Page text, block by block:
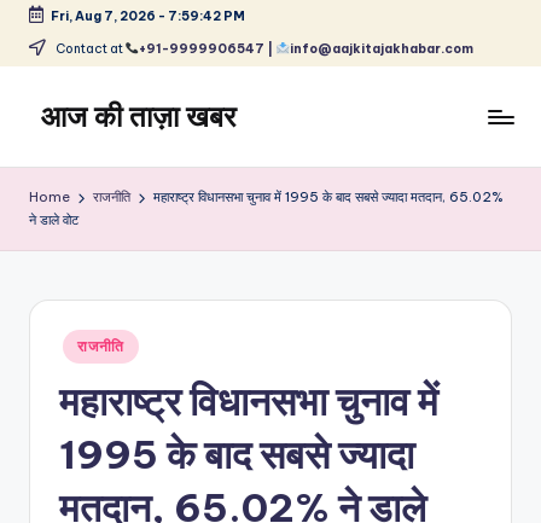
Skip
content
Fri, Aug 7, 2026 - 7:59:42 PM
Contact at +91-9999906547 | info@aajkitajakhabar.com
आज की ताज़ा खबर
ताज़ा
खेल,
और
Home राजनीति
महाराष्ट्र विधानसभा चुनाव में 1995 के बाद सबसे ज्यादा मतदान, 65.02%
ने डाले वोट
Posted
in
राजनीति
महाराष्ट्र विधानसभा चुनाव में
1995 के बाद सबसे ज्यादा
मतदान, 65.02% ने डाले